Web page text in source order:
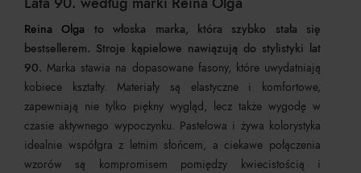
Reina Olga to włoska marka, która szybko stała się
bestsellerem. Stroje kąpielowe nawiązują do stylistyki lat
90. Marka stawia na dopasowane fasony, które uwydatniają
kobiece kształty. Materiały są elastyczne i komfortowe,
zapewniają nie tylko piękny wygląd, lecz także wygodę w
czasie aktywnego wypoczynku. Pastelowa i żywa kolorystyka
idealnie współgra z letnim słońcem, a ciekawe połączenia
wzorów są kompromisem pomiędzy kwiecistością i